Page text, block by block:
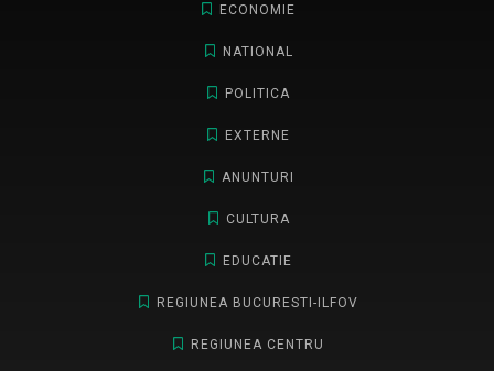
ECONOMIE
NATIONAL
POLITICA
EXTERNE
ANUNTURI
CULTURA
EDUCATIE
REGIUNEA BUCURESTI-ILFOV
REGIUNEA CENTRU